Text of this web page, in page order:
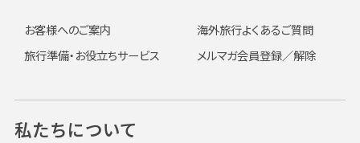
お客様へのご案内
海外旅行よくあるご質問
旅行準備・お役立ちサービス
メルマガ会員登録／解除
私たちについて